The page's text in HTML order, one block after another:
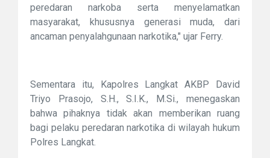
peredaran narkoba serta menyelamatkan
masyarakat, khususnya generasi muda, dari
ancaman penyalahgunaan narkotika," ujar Ferry.
Sementara itu, Kapolres Langkat AKBP David
Triyo Prasojo, S.H., S.I.K., M.Si., menegaskan
bahwa pihaknya tidak akan memberikan ruang
bagi pelaku peredaran narkotika di wilayah hukum
Polres Langkat.